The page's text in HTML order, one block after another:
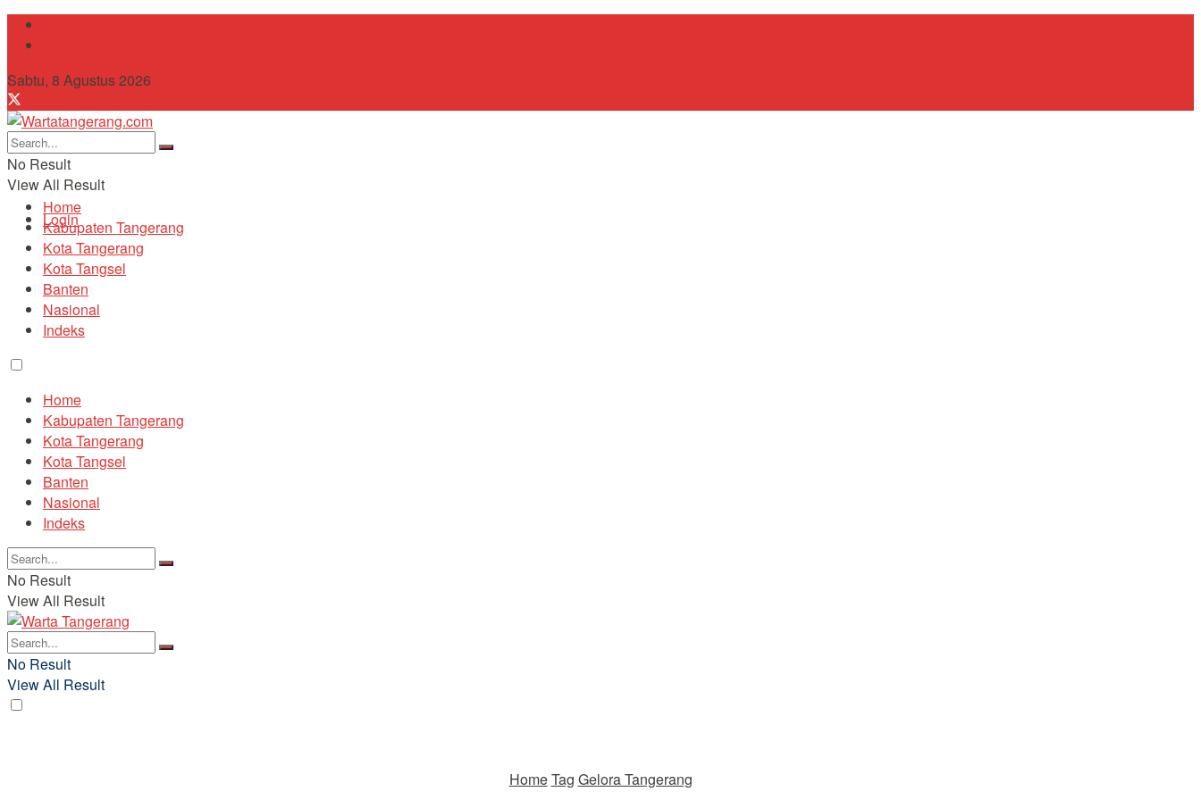
Sabtu, 8 Agustus 2026
No Result
View All Result
Login
Home
Kabupaten Tangerang
Kota Tangerang
Kota Tangsel
Banten
Nasional
Indeks
Home
Kabupaten Tangerang
Kota Tangerang
Kota Tangsel
Banten
Nasional
Indeks
No Result
View All Result
No Result
View All Result
HomeTag Gelora Tangerang